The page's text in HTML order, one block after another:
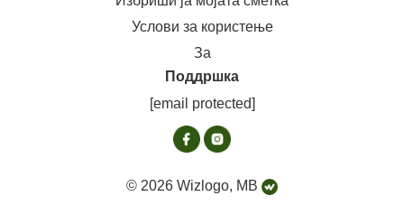
Услови за користење
За
Поддршка
[email protected]
© 2026 Wizlogo, MB